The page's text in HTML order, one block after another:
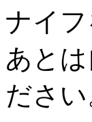
ナイ
あと
ださい